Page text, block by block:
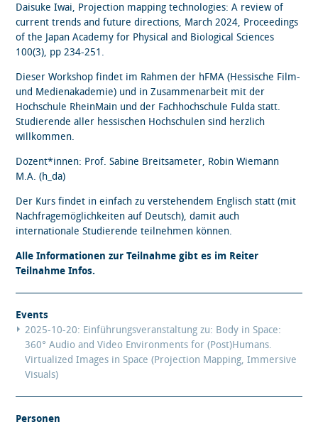
Daisuke Iwai, Projection mapping technologies: A review of
current trends and future directions, March 2024, Proceedings
of the Japan Academy for Physical and Biological Sciences
100(3), pp 234-251.
Dieser Workshop findet im Rahmen der hFMA (Hessische Film-
und Medienakademie) und in Zusammenarbeit mit der
Hochschule RheinMain und der Fachhochschule Fulda statt.
Studierende aller hessischen Hochschulen sind herzlich
willkommen.
Dozent*innen: Prof. Sabine Breitsameter, Robin Wiemann
M.A. (h_da)
Der Kurs findet in einfach zu verstehendem Englisch statt (mit
Nachfragemöglichkeiten auf Deutsch), damit auch
internationale Studierende teilnehmen können.
Alle Informationen zur Teilnahme gibt es im Reiter
Teilnahme Infos.
Events
2025-10-20: Einführungsveranstaltung zu: Body in Space:
360° Audio and Video Environments for (Post)Humans.
Virtualized Images in Space (Projection Mapping, Immersive
Visuals)
Personen